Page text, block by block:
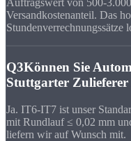
Auftragswert von 500-
Versandkostenanteil. Das
Stundenverrechnungssätze
Q3Können Sie
Stuttgarter Zulieferer
Ja. IT6-IT7 ist unser
mit Rundlauf ≤ 0,02 mm
liefern wir auf Wunsch mit.